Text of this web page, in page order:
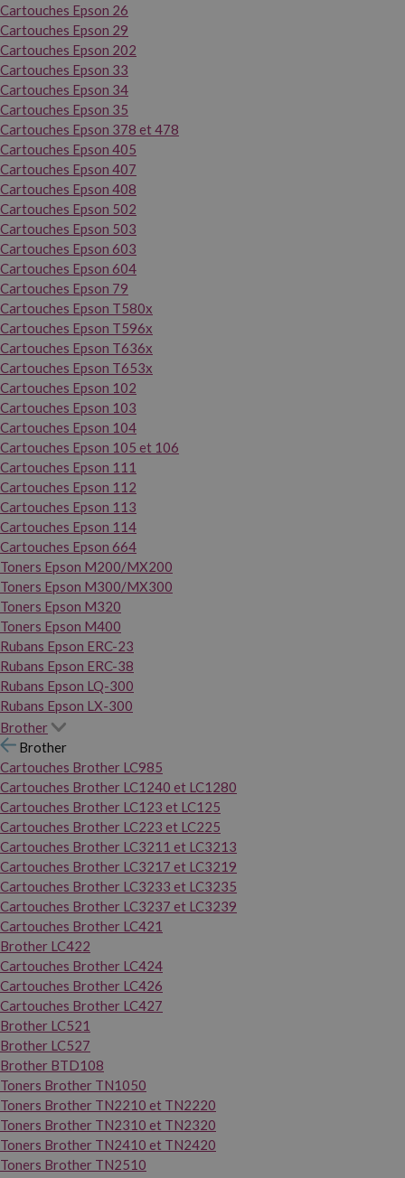
Cartouches Epson 26
Cartouches Epson 29
Cartouches Epson 202
Cartouches Epson 33
Cartouches Epson 34
Cartouches Epson 35
Cartouches Epson 378 et 478
Cartouches Epson 405
Cartouches Epson 407
Cartouches Epson 408
Cartouches Epson 502
Cartouches Epson 503
Cartouches Epson 603
Cartouches Epson 604
Cartouches Epson 79
Cartouches Epson T580x
Cartouches Epson T596x
Cartouches Epson T636x
Cartouches Epson T653x
Cartouches Epson 102
Cartouches Epson 103
Cartouches Epson 104
Cartouches Epson 105 et 106
Cartouches Epson 111
Cartouches Epson 112
Cartouches Epson 113
Cartouches Epson 114
Cartouches Epson 664
Toners Epson M200/MX200
Toners Epson M300/MX300
Toners Epson M320
Toners Epson M400
Rubans Epson ERC-23
Rubans Epson ERC-38
Rubans Epson LQ-300
Rubans Epson LX-300
Brother
Brother
Cartouches Brother LC985
Cartouches Brother LC1240 et LC1280
Cartouches Brother LC123 et LC125
Cartouches Brother LC223 et LC225
Cartouches Brother LC3211 et LC3213
Cartouches Brother LC3217 et LC3219
Cartouches Brother LC3233 et LC3235
Cartouches Brother LC3237 et LC3239
Cartouches Brother LC421
Brother LC422
Cartouches Brother LC424
Cartouches Brother LC426
Cartouches Brother LC427
Brother LC521
Brother LC527
Brother BTD108
Toners Brother TN1050
Toners Brother TN2210 et TN2220
Toners Brother TN2310 et TN2320
Toners Brother TN2410 et TN2420
Toners Brother TN2510